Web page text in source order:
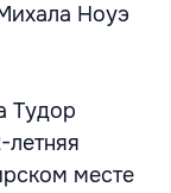
Ноуэ
Тудор
месте